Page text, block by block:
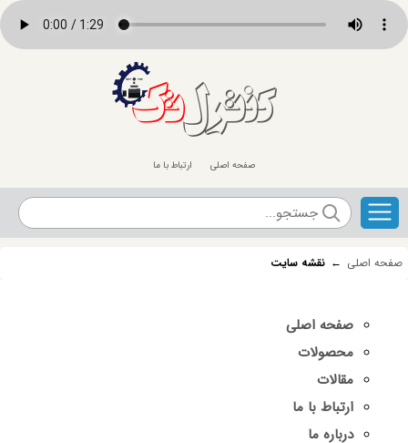
کنترلتک
صفحه اصلی ارتباط با ما
صفحه اصلی ← نقشه سایت
صفحه اصلی
محصولات
مقالات
ارتباط با ما
درباره ما